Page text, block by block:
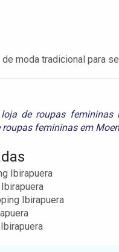
moda tradicional para
loja de roupas femininas
roupas femininas em
Ibirapuera
Ibirapuera